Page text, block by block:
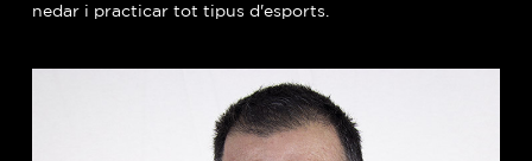
nedar i practicar tot tipus d'esports.